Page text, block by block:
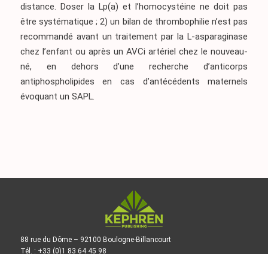
distance. Doser la Lp(a) et l’homocystéine ne doit pas
être systématique ; 2) un bilan de thrombophilie n’est pas
recommandé avant un traitement par la L-asparaginase
chez l’enfant ou après un AVCi artériel chez le nouveau-
né, en dehors d’une recherche d’anticorps
antiphospholipides en cas d’antécédents maternels
évoquant un SAPL.
88 rue du Dôme – 92100 Boulogne-Billancourt
Tél. : +33 (0)1 83 64 45 98